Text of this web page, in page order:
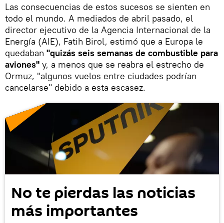
Las consecuencias de estos sucesos se sienten en
todo el mundo. A mediados de abril pasado, el
director ejecutivo de la Agencia Internacional de la
Energía (AIE), Fatih Birol, estimó que a Europa le
quedaban "quizás seis semanas de combustible para
aviones" y, a menos que se reabra el estrecho de
Ormuz, "algunos vuelos entre ciudades podrían
cancelarse" debido a esta escasez.
No te pierdas las noticias
más importantes